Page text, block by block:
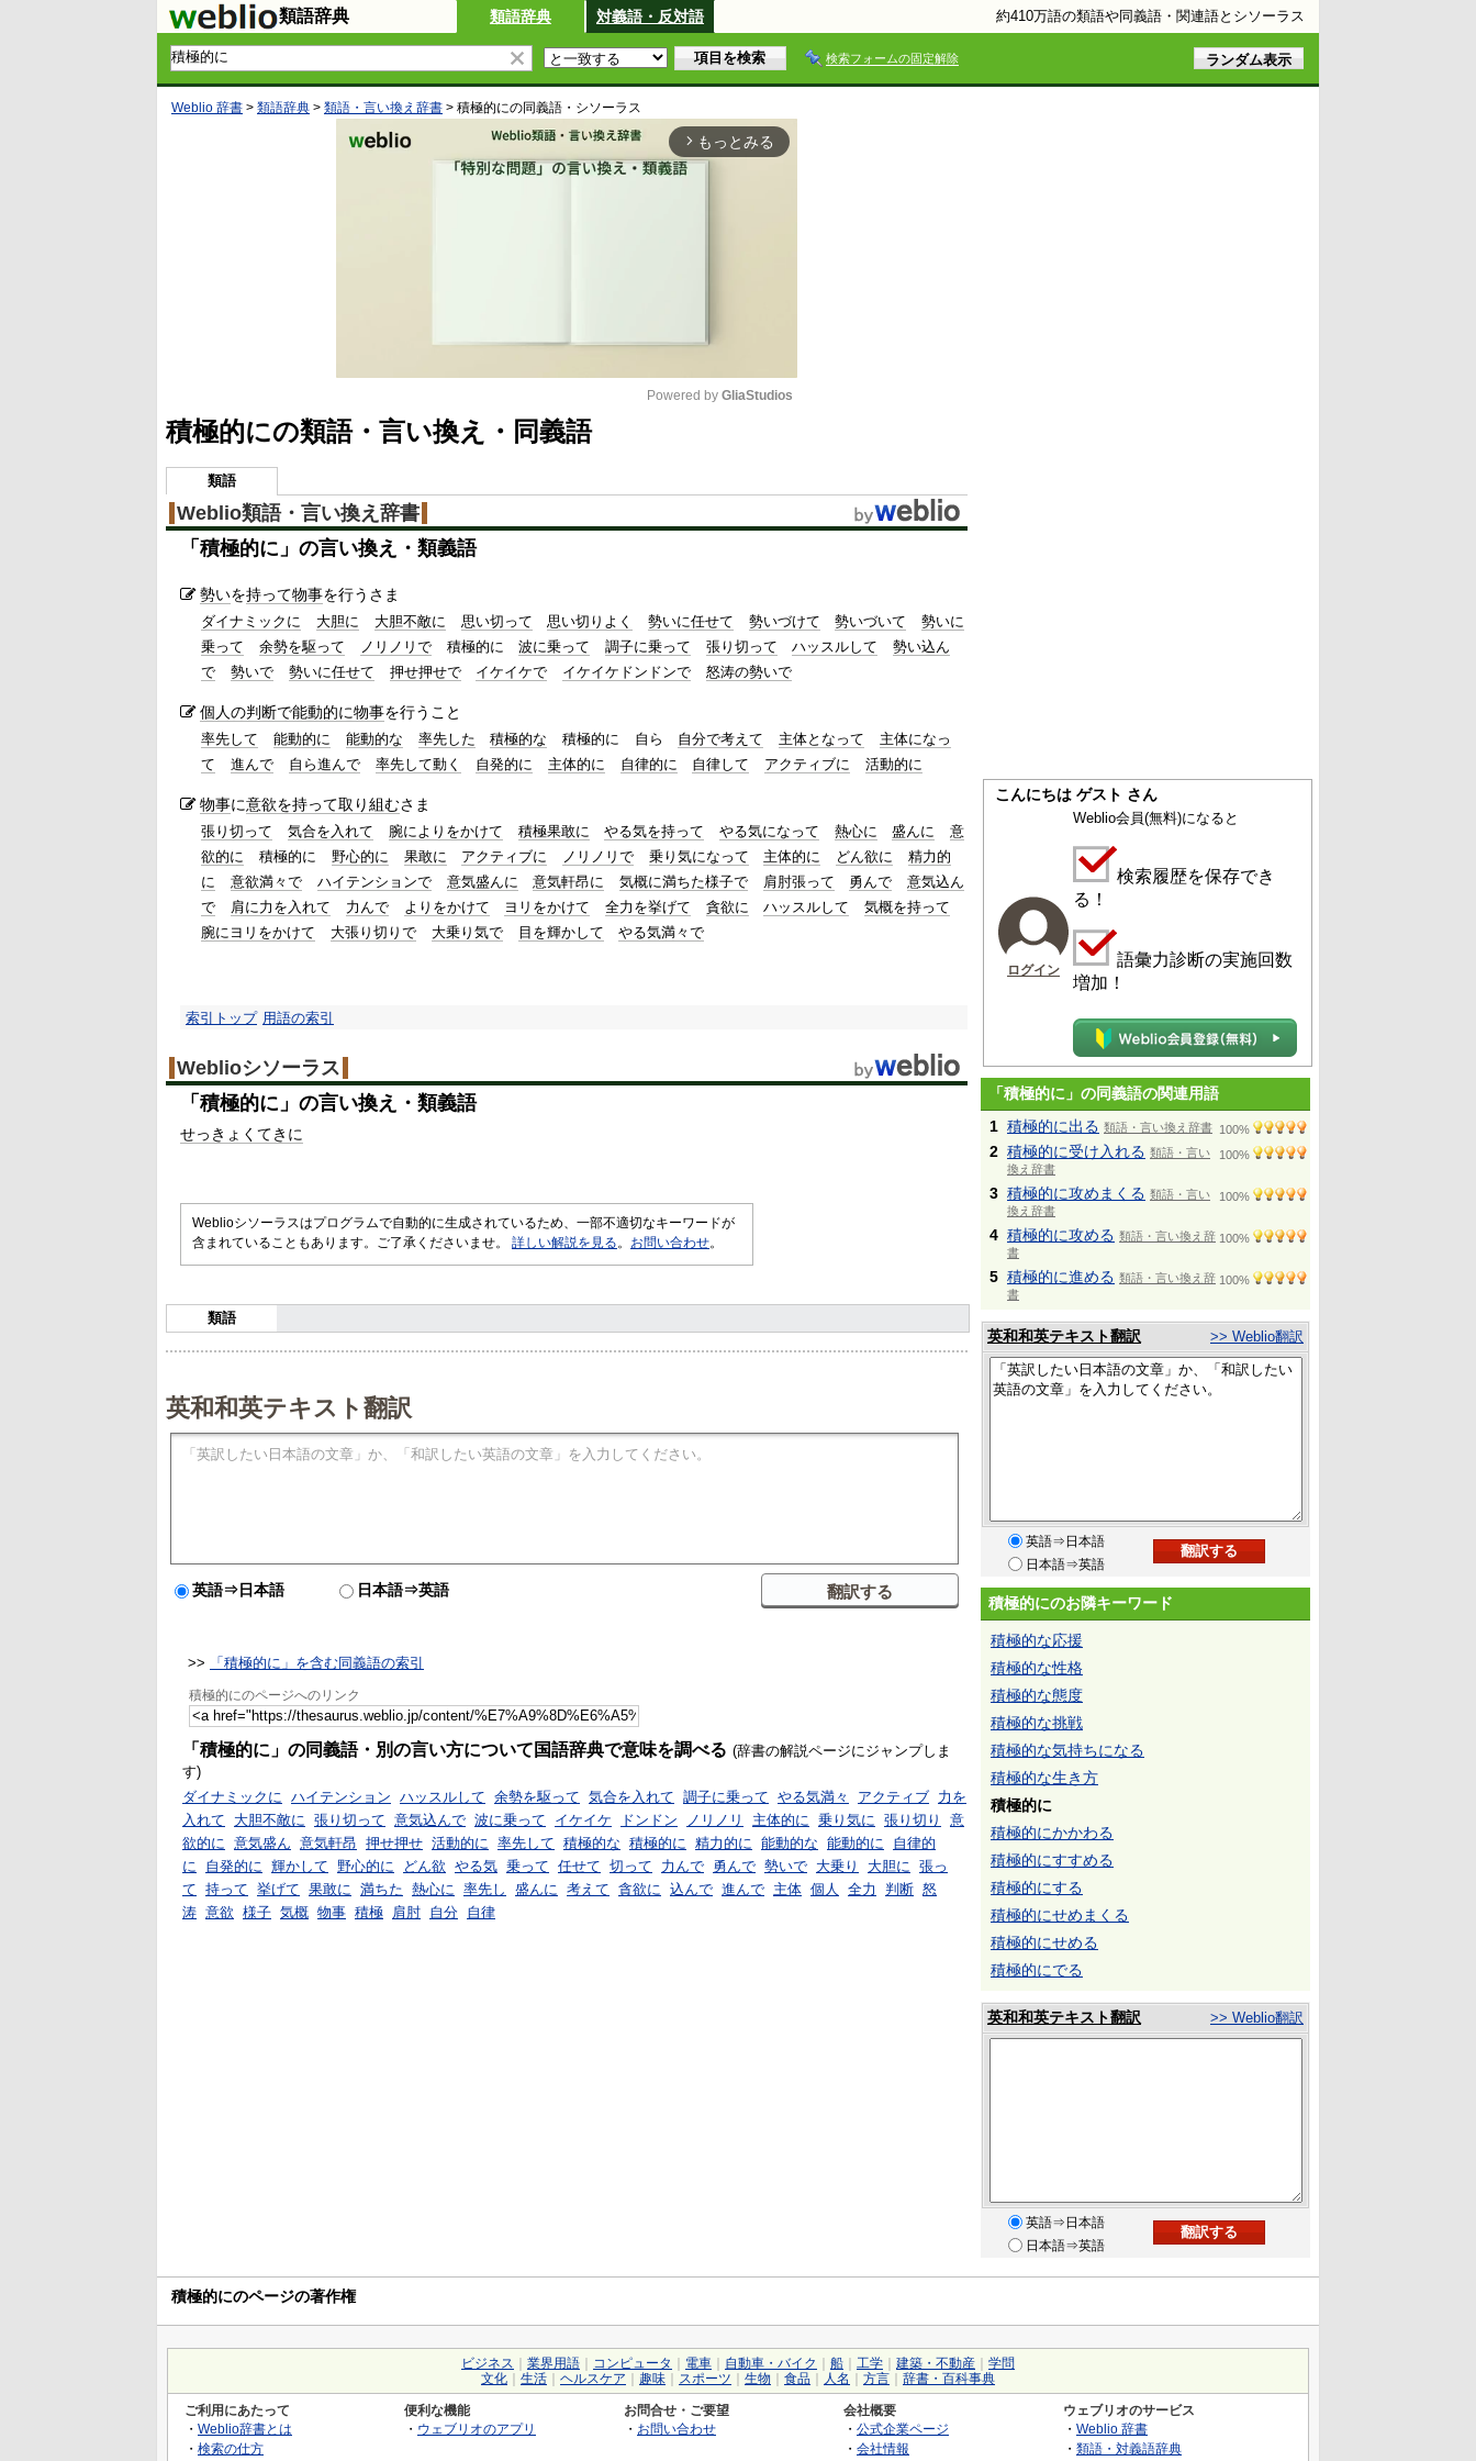
類語辞典 類語辞典 対義語・反対語 約410万語の類語や同義語・関連語とシソーラス
検索フォームの固定解除
Weblio 辞書 > 類語辞典 > 類語・言い換え辞書 > 積極的にの同義語・シソーラス
arrow_forward_ios もっとみる
Powered by GliaStudios
積極的にの類語・言い換え・同義語
類語
Weblio類語・言い換え辞書
「 積極的に 」の言い換え・類義語
勢いを持って物事を行うさま
ダイナミックに 大胆に 大胆不敵に 思い切って 思い切りよく 勢いに任せて 勢いづけて 勢いづいて
勢いに
乗って
余勢を駆って ノリノリで 積極的に 波に乗って 調子に乗って 張り切って ハッスルして
勢い込ん
で
勢いで 勢いに任せて 押せ押せで イケイケで イケイケドンドンで 怒涛の勢いで
個人の判断で能動的に物事を行うこと
率先して 能動的に 能動的な 率先した 積極的な 積極的に 自ら 自分で考えて 主体となって
主体になっ
て
進んで 自ら進んで 率先して動く 自発的に 主体的に 自律的に 自律して アクティブに 活動的に
物事に意欲を持って取り組むさま
張り切って 気合を入れて 腕によりをかけて 積極果敢に やる気を持って やる気になって 熱心に 盛んに
意
欲的に
積極的に 野心的に 果敢に アクティブに ノリノリで 乗り気になって 主体的に どん欲に
精力的
に
意欲満々で ハイテンションで 意気盛んに 意気軒昂に 気概に満ちた様子で 肩肘張って 勇んで
意気込ん
で
肩に力を入れて 力んで よりをかけて ヨリをかけて 全力を挙げて 貪欲に ハッスルして
気概を持って
腕にヨリをかけて
大張り切りで 大乗り気で 目を輝かして やる気満々で
索引トップ 用語の索引
Weblioシソーラス
「 積極的に 」の言い換え・類義語
せっきょくてきに
Weblioシソーラスはプログラムで自動的に生成されているため、一部不適切なキーワードが
含まれていることもあります。ご了承くださいませ。 詳しい解説を見る 。 お問い合わせ。
類語
英和和英テキスト翻訳
英語⇒日本語 日本語⇒英語
>> 「積極的に」を含む同義語の索引
積極的にのページへのリンク
「積極的に」の同義語・別の言い方について国語辞典で意味を調べる (辞書の解説ページにジャンプしま
す)
ダイナミックに ハイテンション ハッスルして 余勢を駆って 気合を入れて 調子に乗って やる気満々 アクティブ 力を
入れて
大胆不敵に 張り切って 意気込んで 波に乗って イケイケ ドンドン ノリノリ 主体的に 乗り気に 張り切り
意
欲的に 意気盛ん 意気軒昂 押せ押せ 活動的に 率先して 積極的な 積極的に 精力的に 能動的な 能動的に
自律的
に
自発的に 輝かして 野心的に どん欲 やる気 乗って 任せて 切って 力んで 勇んで 勢いで 大乗り 大胆に 張っ
て 持って 挙げて 果敢に 満ちた 熱心に 率先し 盛んに 考えて 貪欲に 込んで 進んで 主体 個人 全力 判断 怒
涛 意欲 様子 気概 物事 積極 肩肘 自分 自律
こんにちは ゲスト さん
ログイン
Weblio会員(無料)になると
検索履歴を保存でき
る！
語彙力診断の実施回数
増加！
「積極的に」の同義語の関連用語
1 積極的に出る 類語・言い換え辞書 100%
2 積極的に受け入れる 類語・言い
換え辞書
100%
3 積極的に攻めまくる 類語・言い
換え辞書
100%
4 積極的に攻める 類語・言い換え辞
書
100%
5 積極的に進める 類語・言い換え辞
書
100%
英和和英テキスト翻訳 >> Weblio翻訳
英語⇒日本語
日本語⇒英語
積極的にのお隣キーワード
積極的な応援
積極的な性格
積極的な態度
積極的な挑戦
積極的な気持ちになる
積極的な生き方
積極的に
積極的にかかわる
積極的にすすめる
積極的にする
積極的にせめまくる
積極的にせめる
積極的にでる
英和和英テキスト翻訳 >> Weblio翻訳
英語⇒日本語
日本語⇒英語
積極的にのページの著作権
ビジネス 業界用語 コンピュータ 電車 自動車・バイク 船 工学 建築・不動産
学問
文化
生活 ヘルスケア 趣味 スポーツ 生物 食品 人名 方言 辞書・百科事典
ご利用にあたって
・ Weblio辞書とは
・ 検索の仕方
便利な機能
・ ウェブリオのアプリ
お問合せ・ご要望
・ お問い合わせ
会社概要
・ 公式企業ページ
・ 会社情報
ウェブリオのサービス
・ Weblio 辞書
・ 類語・対義語辞典